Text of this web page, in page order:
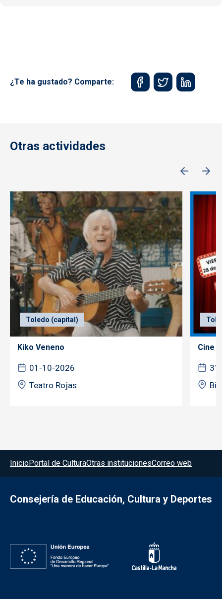
¿Te ha gustado? Comparte:
Otras actividades
Toledo (capital)
Kiko Veneno
01-10-2026
Teatro Rojas
Cine
Menú del pie
InicioPortal de CulturaOtras institucionesCorreo web
Consejería de Educación, Cultura y Deportes